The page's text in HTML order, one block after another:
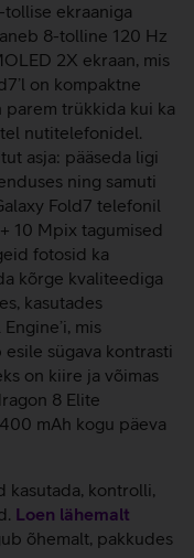
tollise ekraaniga
8-tolline 120 Hz
2X ekraan, mis
on kompaktne
parem trükkida kui ka
nutitelefonidel.
asja: pääseda ligi
ning samuti
Fold7 telefonil
10 Mpix tagumised
fotosid ka
kõrge kvaliteediga
kasutades
mis
sügava kontrasti
on kiire ja võimas
8 Elite
mAh kogu päeva
kasutada, kontrolli,
Loen lähemalt
õhemalt, pakkudes